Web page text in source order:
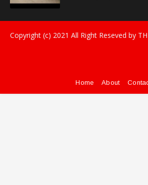
Copyright (c) 2021 All Right Reseved by
Home About